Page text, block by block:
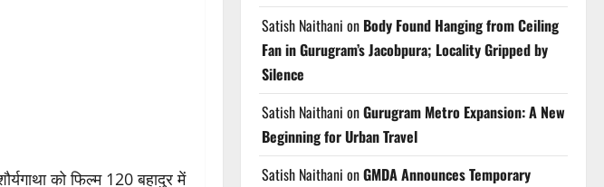
को फिल्म 120 बहादुर में
Satish Naithani on Body Found Hanging from Ceiling
Fan in Gurugram’s Jacobpura; Locality Gripped by
Silence
Satish Naithani onGurugram Metro Expansion: A New
Beginning for Urban Travel
Satish Naithani onGMDA Announces Temporary